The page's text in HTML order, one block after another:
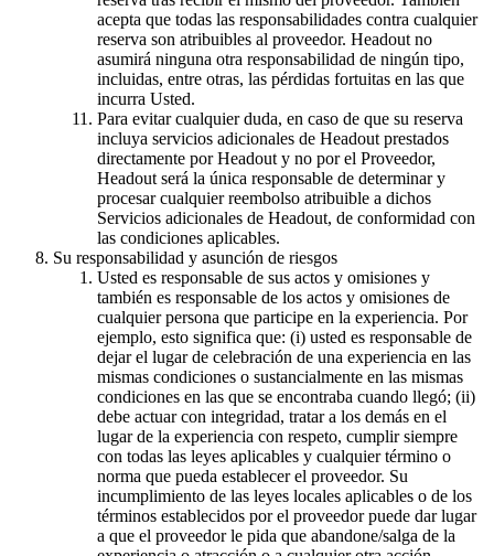
acepta que todas las responsabilidades contra cualquier
reserva son atribuibles al proveedor. Headout no
asumirá ninguna otra responsabilidad de ningún tipo,
incluidas, entre otras, las pérdidas fortuitas en las que
incurra Usted.
Para evitar cualquier duda, en caso de que su reserva
incluya servicios adicionales de Headout prestados
directamente por Headout y no por el Proveedor,
Headout será la única responsable de determinar y
procesar cualquier reembolso atribuible a dichos
Servicios adicionales de Headout, de conformidad con
las condiciones aplicables.
Su responsabilidad y asunción de riesgos
Usted es responsable de sus actos y omisiones y
también es responsable de los actos y omisiones de
cualquier persona que participe en la experiencia. Por
ejemplo, esto significa que: (i) usted es responsable de
dejar el lugar de celebración de una experiencia en las
mismas condiciones o sustancialmente en las mismas
condiciones en las que se encontraba cuando llegó; (ii)
debe actuar con integridad, tratar a los demás en el
lugar de la experiencia con respeto, cumplir siempre
con todas las leyes aplicables y cualquier término o
norma que pueda establecer el proveedor. Su
incumplimiento de las leyes locales aplicables o de los
términos establecidos por el proveedor puede dar lugar
a que el proveedor le pida que abandone/salga de la